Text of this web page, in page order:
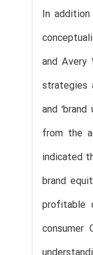
In
and Avery
strategies
and
from the
indicated
brand
profitable
consumer